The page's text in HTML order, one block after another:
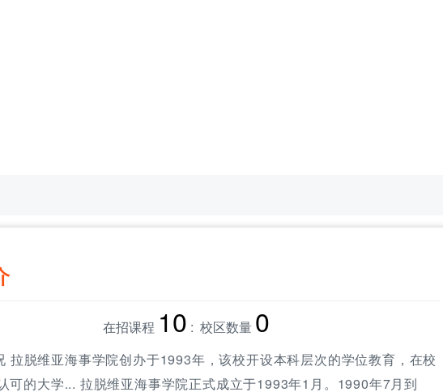
在招课程 10 : 校区数量 0
拉脱维亚海事学院创办于1993年，该校开设本科层次的学位教育，在校
可的大学... 拉脱维亚海事学院正式成立于1993年1月。1990年7月到